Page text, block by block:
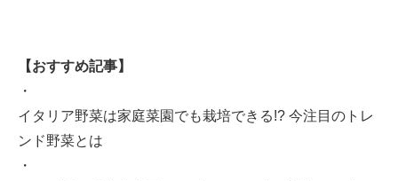
【おすすめ記事】
・
イタリア野菜は家庭菜園でも栽培できる!? 今注目のトレ
ンド野菜とは
・